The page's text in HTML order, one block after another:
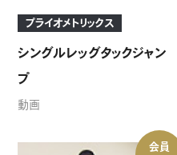
プライオメトリックス
シングルレッグタックジャン
プ
動画
会員